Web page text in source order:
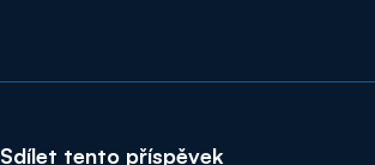
Sdílet tento příspěvek